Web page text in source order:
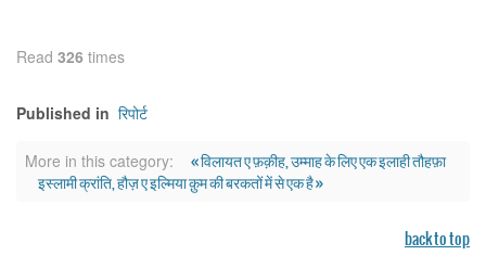
Read 326 times
Published in रिपोर्ट
More in this category:
« विलायत ए फ़क़ीह, उम्माह के लिए एक इलाही तौहफ़ा
इस्लामी क्रांति, हौज़ ए इल्मिया क़ुम की बरकतों में से एक है »
back to top